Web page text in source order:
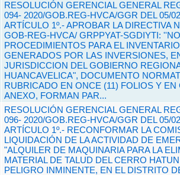
RESOLUCIÓN GERENCIAL GENERAL
094- 2020/GOB.REG-HVCA/GGR DEL 05/
ARTÍCULO 1º.- APROBAR LA DIRECTIVA
GOB-REG-HVCA/ GRPPYAT-SGDIYTI:
PROCEDIMIENTOS PARA EL
GENERADOS POR LAS INVERSIONES,
JURISDICCION DEL GOBIERNO
HUANCAVELICA", DOCUMENTO
RUBRICADO EN ONCE (11) FOLIOS Y EN
ANEXO, FORMAN PAR...
RESOLUCIÓN GERENCIAL GENERAL
096- 2020/GOB.REG-HVCA/GGR DEL 05/
ARTÍCULO 1º.- RECONFORMAR LA
LIQUIDACIÓN DE LA ACTIVIDAD DE
"ALQUILER DE MAQUINARIA PARA LA
MATERIAL DE TALUD DEL CERRO
PELIGRO INMINENTE, EN EL DISTRITO